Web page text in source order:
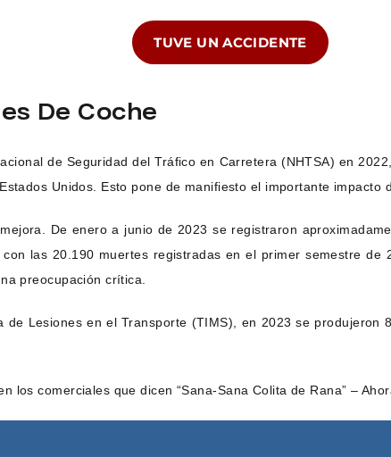
TUVE UN ACCIDENTE
De Coche
de Seguridad del Tráfico en Carretera (NHTSA) en
Unidos. Esto pone de manifiesto el importante impacto
De enero a junio de 2023 se registraron
las 20.190 muertes registradas en el primer semestre
preocupación crítica.
Lesiones en el Transporte (TIMS), en 2023 se produjeron
los comerciales que dicen “Sana-Sana Colita de Rana” –